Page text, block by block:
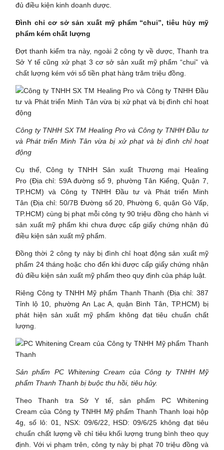
đủ điều kiện kinh doanh dược.
Đình chỉ cơ sở sản xuất mỹ phẩm “chui”, tiêu hủy mỹ
phẩm kém chất lượng
Đợt thanh kiểm tra này, ngoài 2 công ty về dược, Thanh tra
Sở Y tế cũng xử phạt 3 cơ sở sản xuất mỹ phẩm “chui” và
chất lượng kém với số tiền phạt hàng trăm triệu đồng.
Công ty TNHH SX TM Healing Pro và Công ty TNHH Đầu tư
và Phát triển Minh Tân vừa bị xử phạt và bị đình chỉ hoạt
động
Cụ thể, Công ty TNHH Sản xuất Thương mại Healing
Pro (Địa chỉ: 59A đường số 9, phường Tân Kiểng, Quận 7,
TP.HCM) và Công ty TNHH Đầu tư và Phát triển Minh
Tân (Địa chỉ: 50/7B Đường số 20, Phường 6, quận Gò Vấp,
TP.HCM) cùng bị phạt mỗi công ty 90 triệu đồng cho hành vi
sản xuất mỹ phẩm khi chưa được cấp giấy chứng nhận đủ
điều kiện sản xuất mỹ phẩm.
Đồng thời 2 công ty này bị đình chỉ hoạt động sản xuất mỹ
phẩm 24 tháng hoặc cho đến khi được cấp giấy chứng nhận
đủ điều kiện sản xuất mỹ phẩm theo quy định của pháp luật.
Riêng Công ty TNHH Mỹ phẩm Thanh Thanh (Địa chỉ: 387
Tỉnh lộ 10, phường An Lạc A, quận Bình Tân, TP.HCM) bị
phát hiện sản xuất mỹ phẩm không đạt tiêu chuẩn chất
lượng.
Sản phẩm PC Whitening Cream của Công ty TNHH Mỹ
phẩm Thanh Thanh bị buộc thu hồi, tiêu hủy.
Theo Thanh tra Sở Y tế, sản phẩm PC Whitening
Cream của Công ty TNHH Mỹ phẩm Thanh Thanh loại hộp
4g, số lô: 01, NSX: 09/6/22, HSD: 09/6/25 không đạt tiêu
chuẩn chất lượng về chỉ tiêu khối lượng trung bình theo quy
định. Với vi phạm trên, công ty này bị phạt 70 triệu đồng và